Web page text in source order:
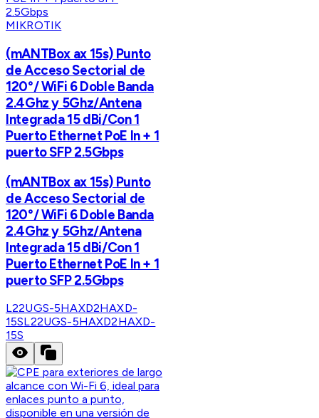
MIKROTIK
(mANTBox ax 15s) Punto
de Acceso Sectorial de
120°/ WiFi 6 Doble Banda
2.4Ghz y 5Ghz/Antena
Integrada 15 dBi/Con 1
Puerto Ethernet PoE In + 1
puerto SFP 2.5Gbps
(mANTBox ax 15s) Punto
de Acceso Sectorial de
120°/ WiFi 6 Doble Banda
2.4Ghz y 5Ghz/Antena
Integrada 15 dBi/Con 1
Puerto Ethernet PoE In + 1
puerto SFP 2.5Gbps
L22UGS-5HAXD2HAXD-
15SL22UGS-5HAXD2HAXD-
15S